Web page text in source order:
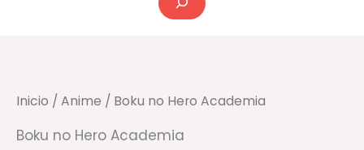
Inicio / Anime / Boku no Hero Academia
Boku no Hero Academia